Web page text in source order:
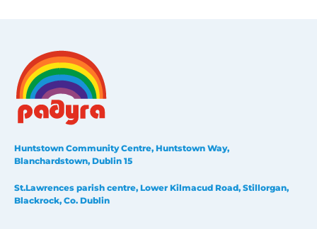
Huntstown Community Centre, Huntstown Way,
Blanchardstown, Dublin 15
St.Lawrences parish centre, Lower Kilmacud Road, Stillorgan,
Blackrock, Co. Dublin